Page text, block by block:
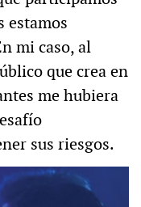
estamos
mi caso, al
que crea en
me hubiera
sus riesgos.